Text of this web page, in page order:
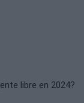
libre en 2024?